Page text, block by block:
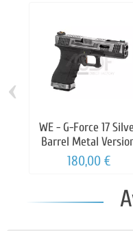
WE - G-Force 17 Silver
Barrel Metal
GBB
180,00 €
‹